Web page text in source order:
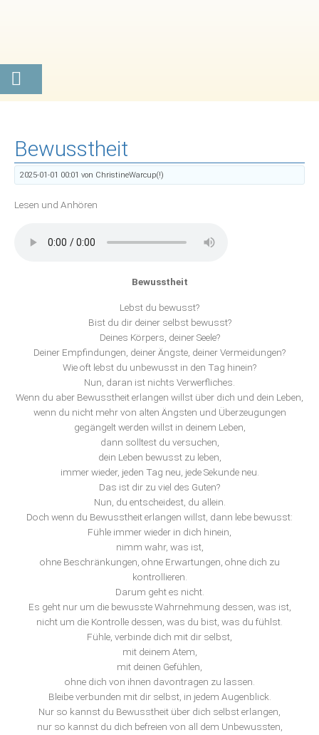
Bewusstheit
2025-01-01 00:01 von ChristineWarcup(!)
Lesen und Anhören
Bewusstheit
Lebst du bewusst?
Bist du dir deiner selbst bewusst?
Deines Körpers, deiner Seele?
Deiner Empfindungen, deiner Ängste, deiner Vermeidungen?
Wie oft lebst du unbewusst in den Tag hinein?
Nun, daran ist nichts Verwerfliches.
Wenn du aber Bewusstheit erlangen willst über dich und dein Leben,
wenn du nicht mehr von alten Ängsten und Überzeugungen
gegängelt werden willst in deinem Leben,
dann solltest du versuchen,
dein Leben bewusst zu leben,
immer wieder, jeden Tag neu, jede Sekunde neu.
Das ist dir zu viel des Guten?
Nun, du entscheidest, du allein.
Doch wenn du Bewusstheit erlangen willst, dann lebe bewusst:
Fühle immer wieder in dich hinein,
nimm wahr, was ist,
ohne Beschränkungen, ohne Erwartungen, ohne dich zu
kontrollieren.
Darum geht es nicht.
Es geht nur um die bewusste Wahrnehmung dessen, was ist,
nicht um die Kontrolle dessen, was du bist, was du fühlst.
Fühle, verbinde dich mit dir selbst,
mit deinem Atem,
mit deinen Gefühlen,
ohne dich von ihnen davontragen zu lassen.
Bleibe verbunden mit dir selbst, in jedem Augenblick.
Nur so kannst du Bewusstheit über dich selbst erlangen,
nur so kannst du dich befreien von all dem Unbewussten,